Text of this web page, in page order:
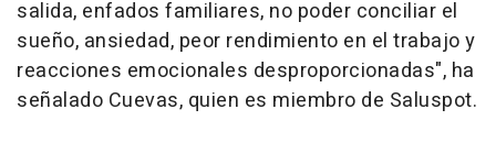
salida, enfados familiares, no poder conciliar el
sueño, ansiedad, peor rendimiento en el trabajo y
reacciones emocionales desproporcionadas", ha
señalado Cuevas, quien es miembro de Saluspot.